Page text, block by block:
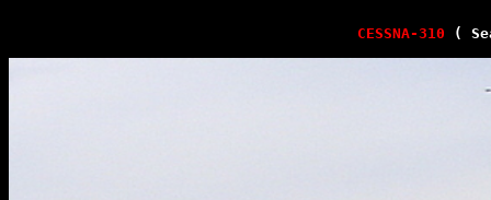
CESSNA-310 (